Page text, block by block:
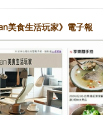
美食生活玩家》電子報